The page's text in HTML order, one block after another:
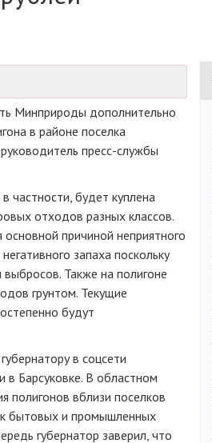
Минприроды дополнительно
в районе поселка
пресс-службы
частности, будет куплена
отходов разных классов.
причиной неприятного
запаха поскольку
Также на полигоне
грунтом. Текущие
будут
в соцсети
в Барсуковке. В областном
полигонов вблизи поселков
бытовых и промышленных
губернатор заверил, что